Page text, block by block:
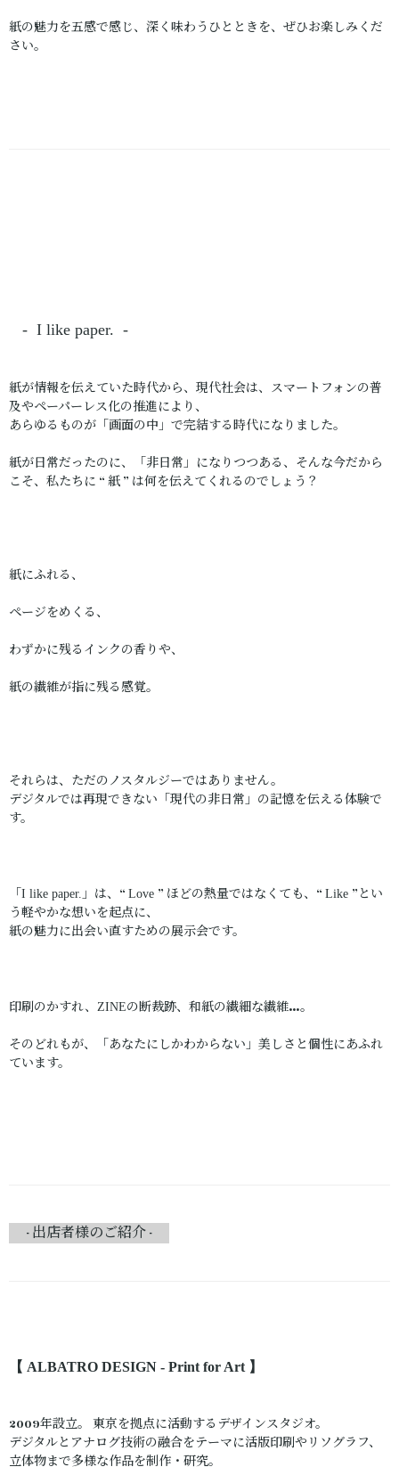
紙の魅力を五感で感じ、深く味わうひとときを、ぜひお楽しみくだ
さい。
- I like paper. -
紙が情報を伝えていた時代から、現代社会は、スマートフォンの普
及やペーパーレス化の推進により、
あらゆるものが「画面の中」で完結する時代になりました。
紙が日常だったのに、「非日常」になりつつある、そんな今だから
こそ、私たちに “ 紙 ” は何を伝えてくれるのでしょう？
紙にふれる、
ページをめくる、
わずかに残るインクの香りや、
紙の繊維が指に残る感覚。
それらは、ただのノスタルジーではありません。
デジタルでは再現できない「現代の非日常」の記憶を伝える体験で
す。
「 I like paper.」は、“ Love ” ほどの熱量ではなくても、“ Like ”とい
う軽やかな想いを起点に、
紙の魅力に出会い直すための展示会です。
印刷のかすれ、 ZINEの断裁跡、和紙の繊細な繊維…。
そのどれもが、「あなたにしかわからない」美しさと個性にあふれ
ています。
- 出店者様のご紹介 -
【 ALBATRO DESIGN - Print for Art 】
2009年設立。 東京を拠点に活動するデザインスタジオ。
デジタルとアナログ技術の融合をテーマに活版印刷やリソグラフ、
立体物まで多様な作品を制作・研究。